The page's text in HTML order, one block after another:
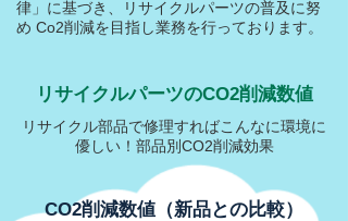
律」に基づき、リサイクルパーツの普及に努
め Co2削減を目指し業務を行っております。
リサイクルパーツのCO2削減数値
リサイクル部品で修理すればこんなに環境に
優しい！部品別CO2削減効果
CO2削減数値（新品との比較）